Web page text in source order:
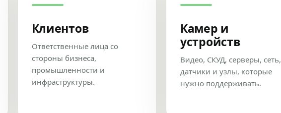
Клиентов
Ответственные лица со
стороны бизнеса,
промышленности и
инфраструктуры.
Камер и
устройств
Видео, СКУД, серверы, сеть,
датчики и узлы, которые
нужно поддерживать.